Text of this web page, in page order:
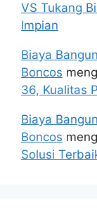
VS Tukang
Impian
Biaya
Boncos
36, Kualitas
Biaya
Boncos
Solusi